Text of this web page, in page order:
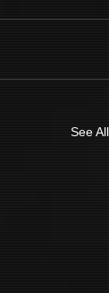
See All